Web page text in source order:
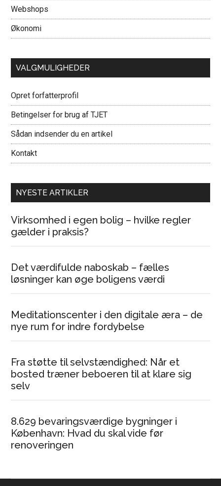
Webshops
Økonomi
VALGMULIGHEDER
Opret forfatterprofil
Betingelser for brug af TJET
Sådan indsender du en artikel
Kontakt
NYESTE ARTIKLER
Virksomhed i egen bolig – hvilke regler
gælder i praksis?
Det værdifulde naboskab – fælles
løsninger kan øge boligens værdi
Meditationscenter i den digitale æra – de
nye rum for indre fordybelse
Fra støtte til selvstændighed: Når et
bosted træner beboeren til at klare sig
selv
8.629 bevaringsværdige bygninger i
København: Hvad du skal vide før
renoveringen